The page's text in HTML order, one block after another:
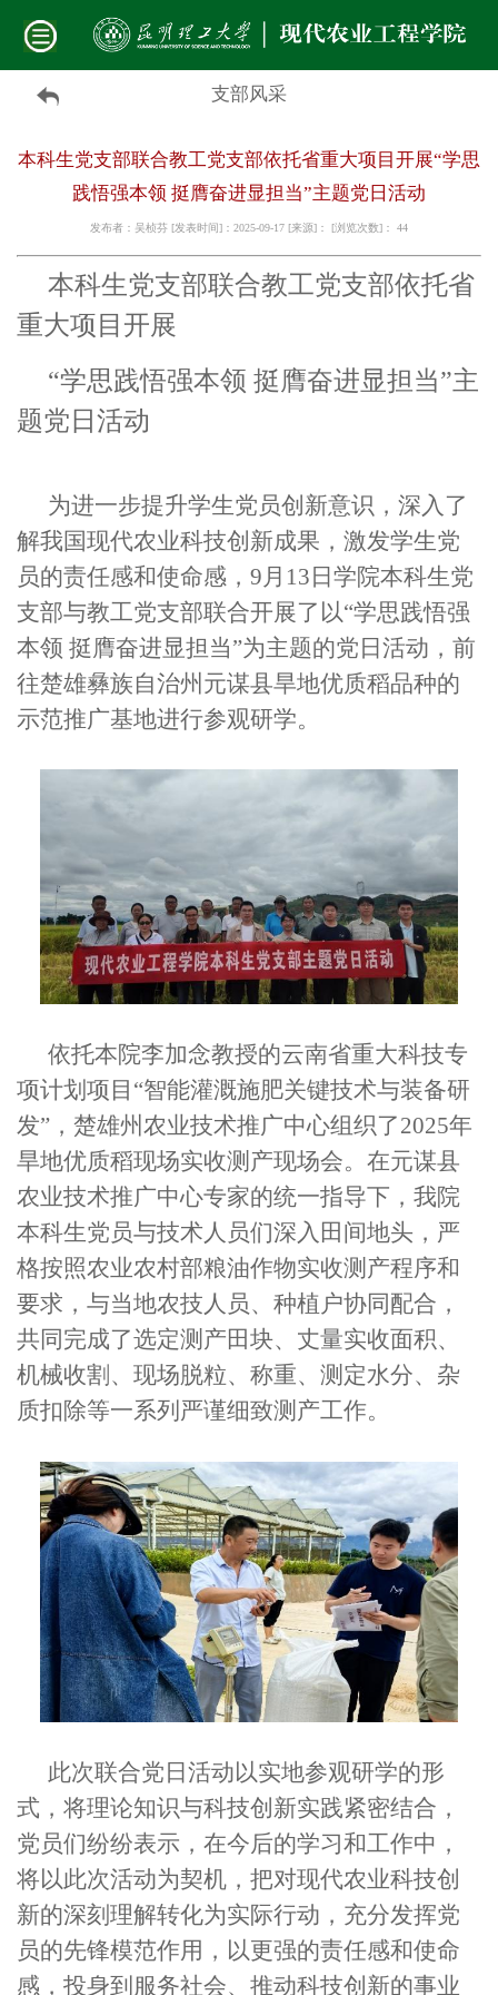
支部风采
本科生党支部联合教工党支部依托省重大项目开展“学思
践悟强本领 挺膺奋进显担当”主题党日活动
发布者：吴桢芬 [发表时间]：2025-09-17 [来源]： [浏览次数]： 44
本科生党支部联合教工党支部依托省
重大项目开展
“学思践悟强本领 挺膺奋进显担当”主
题党日活动
为进一步提升学生党员创新意识，深入了
解我国现代农业科技创新成果，激发学生党
员的责任感和使命感，9月13日学院本科生党
支部与教工党支部联合开展了以“学思践悟强
本领 挺膺奋进显担当”为主题的党日活动，前
往楚雄彝族自治州元谋县旱地优质稻品种的
示范推广基地进行参观研学。
依托本院李加念教授的云南省重大科技专
项计划项目“智能灌溉施肥关键技术与装备研
发”，楚雄州农业技术推广中心组织了2025年
旱地优质稻现场实收测产现场会。在元谋县
农业技术推广中心专家的统一指导下，我院
本科生党员与技术人员们深入田间地头，严
格按照农业农村部粮油作物实收测产程序和
要求，与当地农技人员、种植户协同配合，
共同完成了选定测产田块、丈量实收面积、
机械收割、现场脱粒、称重、测定水分、杂
质扣除等一系列严谨细致测产工作。
此次联合党日活动以实地参观研学的形
式，将理论知识与科技创新实践紧密结合，
党员们纷纷表示，在今后的学习和工作中，
将以此次活动为契机，把对现代农业科技创
新的深刻理解转化为实际行动，充分发挥党
员的先锋模范作用，以更强的责任感和使命
感，投身到服务社会、推动科技创新的事业